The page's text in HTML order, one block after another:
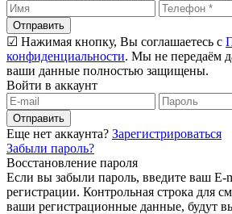
Отправить
☑ Нажимая кнопку, Вы соглашаетесь с
конфиденциальности. Мы не передаём
ваши данные полностью защищены.
Войти в аккаунт
Отправить
Еще нет аккаунта? Зарегистрироваться
Забыли пароль?
Восстановление пароля
Если вы забыли пароль, введите ваш E-
регистрации. Контрольная строка для
ваши регистрационные данные, будут